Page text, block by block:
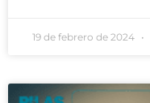
19 de febrero de 2024